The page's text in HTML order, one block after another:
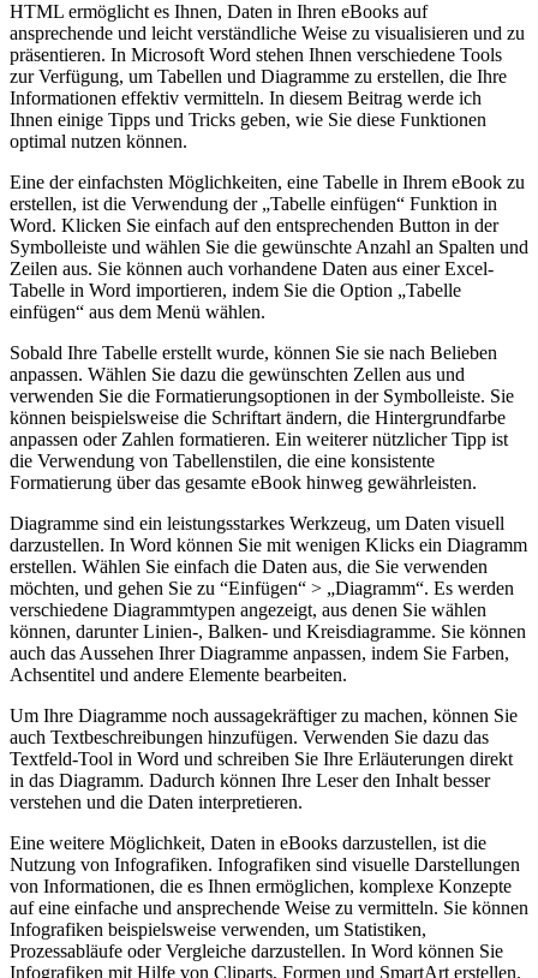
HTML ermöglicht es Ihnen, Daten in Ihren eBooks auf
ansprechende und leicht ​verständliche Weise zu visualisieren und zu
präsentieren. In ⁢Microsoft Word stehen Ihnen verschiedene Tools
zur Verfügung, um Tabellen und Diagramme zu erstellen, die⁣ Ihre
Informationen effektiv vermitteln.‌ In diesem​ Beitrag werde ich
Ihnen ⁣einige Tipps und Tricks geben, wie⁣ Sie diese Funktionen
optimal nutzen können.
Eine der einfachsten Möglichkeiten, eine Tabelle ‍in Ihrem eBook zu
erstellen, ist die Verwendung der „Tabelle⁣ einfügen“ Funktion in
Word. Klicken Sie einfach auf den entsprechenden Button in der
Symbolleiste und wählen Sie die gewünschte Anzahl an Spalten ⁣und
Zeilen aus. Sie können auch vorhandene Daten aus einer Excel-
Tabelle⁤ in Word importieren, ⁢indem Sie die Option „Tabelle
einfügen“ aus dem Menü wählen.
Sobald Ihre Tabelle erstellt wurde, können Sie ⁣sie nach Belieben
anpassen. Wählen Sie dazu die gewünschten Zellen⁢ aus und
verwenden Sie die Formatierungsoptionen in der Symbolleiste. ⁢Sie
können beispielsweise die Schriftart ändern, die Hintergrundfarbe
anpassen oder⁤ Zahlen formatieren.​ Ein weiterer nützlicher Tipp ist‍
die Verwendung von Tabellenstilen, die eine konsistente
Formatierung über das gesamte eBook hinweg gewährleisten.
Diagramme sind ein leistungsstarkes⁢ Werkzeug, um Daten⁣ visuell
darzustellen. In Word können​ Sie mit wenigen Klicks ein Diagramm
erstellen. Wählen Sie einfach die Daten aus, die ⁣Sie verwenden
möchten, und ⁣gehen Sie zu ‍“Einfügen“ > „Diagramm“. Es werden
verschiedene Diagrammtypen angezeigt, aus denen Sie wählen
können, darunter Linien-, Balken- und Kreisdiagramme. Sie können
auch das Aussehen Ihrer Diagramme anpassen, indem Sie Farben,
Achsentitel und andere Elemente bearbeiten.
Um Ihre Diagramme noch aussagekräftiger zu machen, können Sie
auch Textbeschreibungen hinzufügen. Verwenden Sie dazu das
Textfeld-Tool in ​Word und⁣ schreiben Sie Ihre Erläuterungen direkt
in das Diagramm. Dadurch können Ihre Leser den Inhalt besser
verstehen und die Daten interpretieren.
Eine weitere Möglichkeit, Daten in eBooks darzustellen, ist die
Nutzung von Infografiken. Infografiken sind visuelle Darstellungen​
von Informationen, die es Ihnen ermöglichen, komplexe Konzepte
auf eine einfache und ansprechende Weise zu vermitteln. Sie können
Infografiken beispielsweise verwenden, um Statistiken,
Prozessabläufe oder Vergleiche darzustellen. In Word können Sie
Infografiken mit Hilfe von Cliparts, Formen⁢ und SmartArt erstellen.